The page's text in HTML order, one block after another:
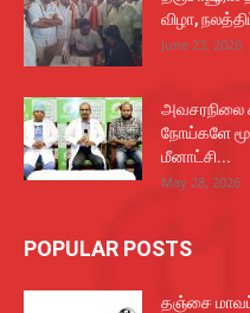
விழா,
June 23, 2026
அவசரநிலை
நோய்களே
மீனாட்சி...
May 28, 2026
POPULAR POSTS
தஞ்சை